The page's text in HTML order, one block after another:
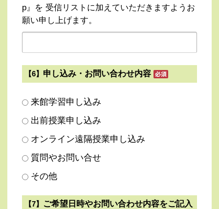
p』を 受信リストに加えていただきますようお
願い申し上げます。
【6】 申し込み・お問い合わせ内容
来館学習申し込み
出前授業申し込み
オンライン遠隔授業申し込み
質問やお問い合せ
その他
【7】
ご希望日時やお問い合わせ内容をご記入